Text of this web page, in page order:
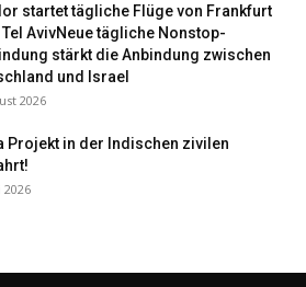
startet tägliche Flüge von Frankfurt
Tel AvivNeue tägliche Nonstop-
stärkt die Anbindung zwischen
und Israel
2026
Projekt in der Indischen zivilen
2026